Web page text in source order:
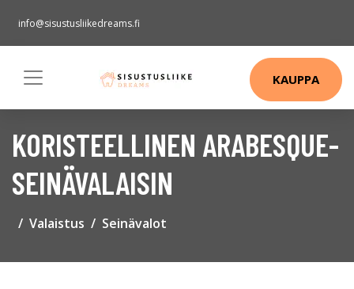
info@sisustusliikedreams.fi
KAUPPA
KORISTEELLINEN ARABESQUE-
SEINÄVALAISIN
Valaistus Seinävalot